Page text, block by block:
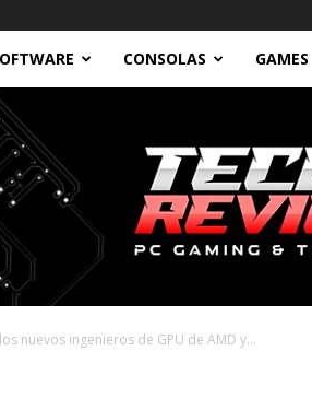
CONSOLAS GAMES
nuevos ingenieros de GPU de AMD y...